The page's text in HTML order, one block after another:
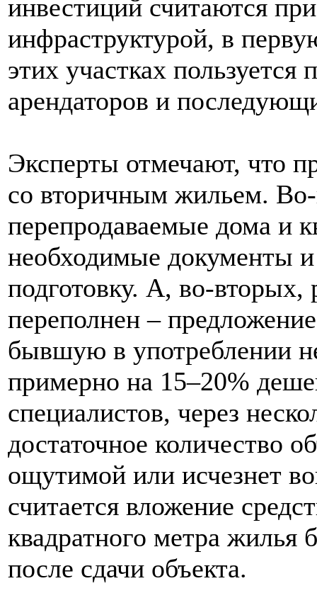
инвестиций считаются
инфраструктурой, в
этих участках
арендаторов и
Эксперты отмечают, что
со вторичным жильем.
перепродаваемые дома и
необходимые документы
подготовку. А, во-вторых,
переполнен –
бывшую в употреблении
примерно на 15–20%
специалистов, через
достаточное количество
ощутимой или исчезнет
считается вложение
квадратного метра жилья
после сдачи объекта.